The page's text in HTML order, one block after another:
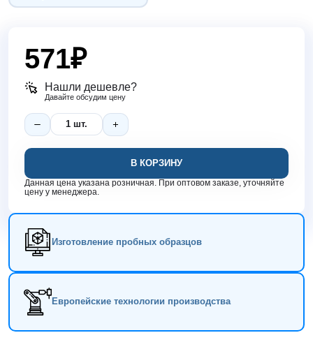
571₽
Нашли дешевле?
Давайте обсудим цену
В КОРЗИНУ
Данная цена указана розничная. При оптовом заказе, уточняйте
цену у менеджера.
Изготовление пробных образцов
Европейские технологии производства